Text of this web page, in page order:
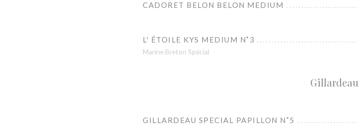
CADORET BELON BELON MEDIUM
L' ÉTOILE KYS MEDIUM N˚3
Marine Breton Spécial
Gillardeau
GILLARDEAU SPECIAL PAPILLON N˚5